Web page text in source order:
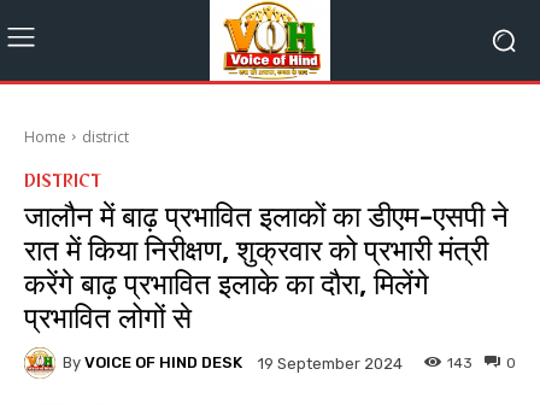
Home district
DISTRICT
जालौन में बाढ़ प्रभावित इलाकों का डीएम-एसपी ने
रात में किया निरीक्षण, शुक्रवार को प्रभारी मंत्री
करेंगे बाढ़ प्रभावित इलाके का दौरा, मिलेंगे
प्रभावित लोगों से
By VOICE OF HIND DESK 19 September 2024 0
143